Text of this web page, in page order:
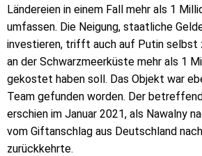
Ländereien in einem Fall mehr als 1
umfassen. Die Neigung, staatliche
investieren, trifft auch auf Putin selbst
an der Schwarzmeerküste mehr als 1
gekostet haben soll. Das Objekt war
Team gefunden worden. Der
erschien im Januar 2021, als Nawalny
vom Giftanschlag aus Deutschland
zurückkehrte.